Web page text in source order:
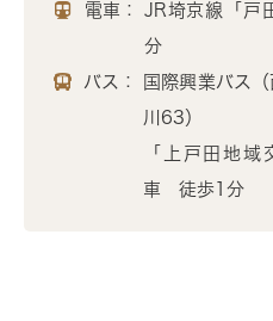
電車：
JR埼京線「戸
分
バス：
国際興業バス
川63）
「上戸田地域
車 徒歩1分